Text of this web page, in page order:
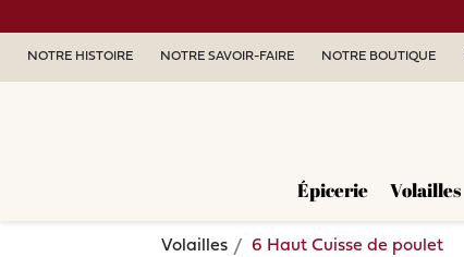
NOTRE HISTOIRE NOTRE SAVOIR-FAIRE NOTRE BOUTIQUE
Épicerie Volailles
Volailles 6 Haut Cuisse de poulet